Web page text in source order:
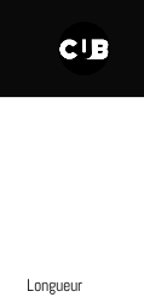
Longueur